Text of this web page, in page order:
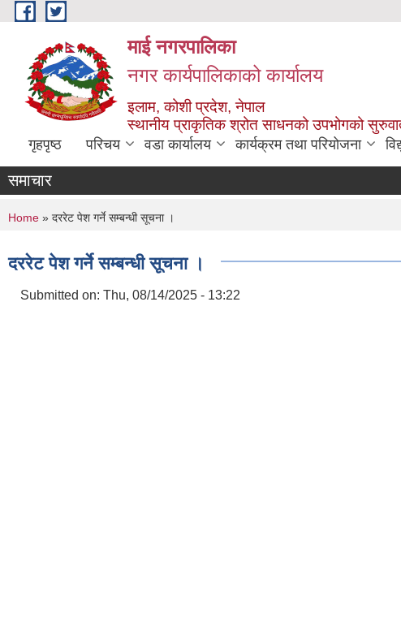
Skip to main content
माई नगरपालिका
नगर कार्यपालिकाको कार्यालय
इलाम, कोशी प्रदेश, नेपाल
स्थानीय प्राकृतिक श्रोत साधनको उपभोगको
गृहपृष्ठ परिचय वडा कार्यालय कार्यक्रम तथा परियोजना
समाचार
You are here
Home » दररेट पेश गर्ने सम्बन्धी सूचना ।
दररेट पेश गर्ने सम्बन्धी सूचना ।
Submitted on: Thu, 08/14/2025 - 13:22